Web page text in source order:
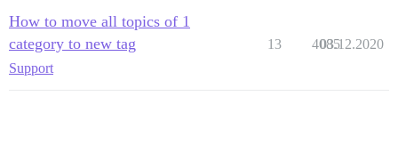
How to move all topics of 1
category to new tag
Support
13 4085
03.12.2020